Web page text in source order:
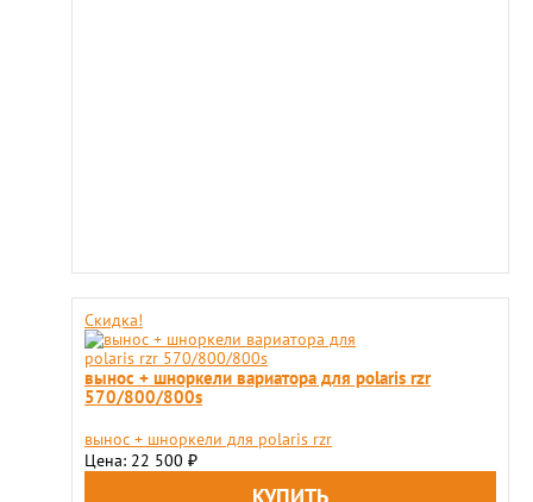
Скидка!
вынос + шноркели вариатора для polaris rzr
570/800/800s
вынос + шноркели для polaris rzr
Цена: 22 500 ₽